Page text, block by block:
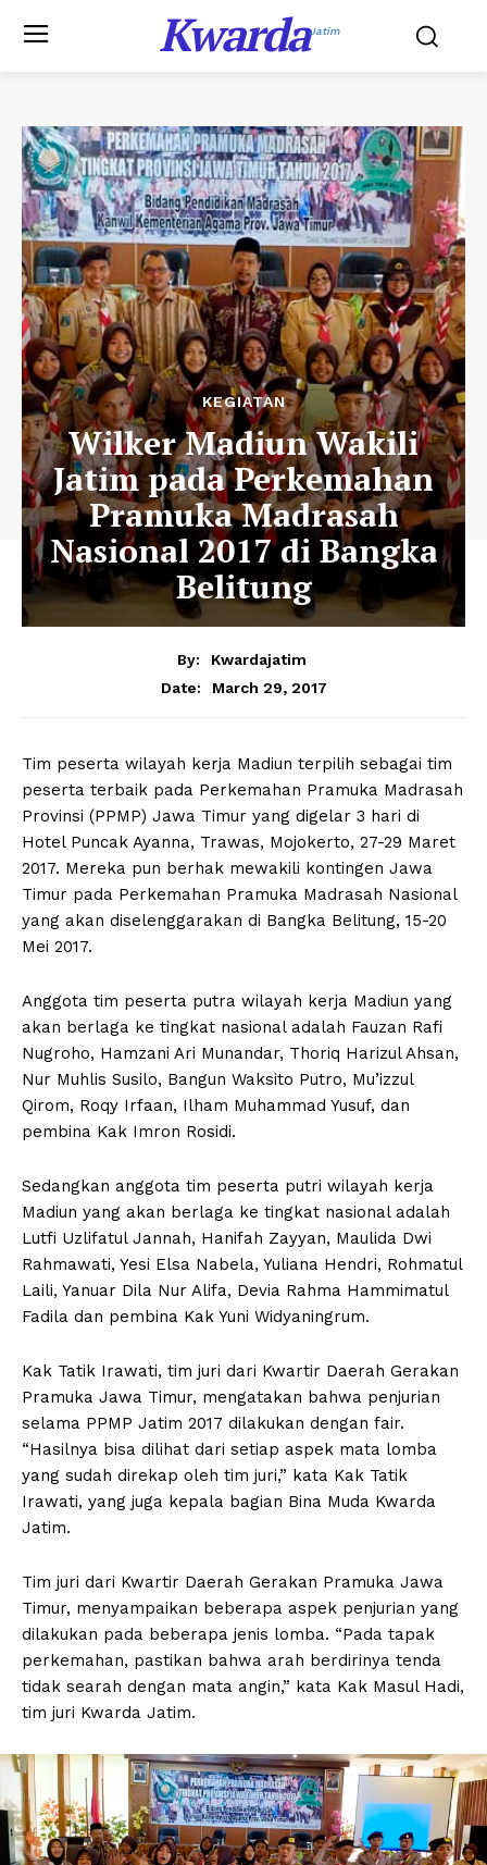
KwardaJatim
KEGIATAN
Wilker Madiun Wakili
Jatim pada Perkemahan
Pramuka Madrasah
Nasional 2017 di Bangka
Belitung
By:
Kwardajatim
Date:
March 29, 2017
Tim peserta wilayah kerja Madiun terpilih sebagai tim
peserta terbaik pada Perkemahan Pramuka Madrasah
Provinsi (PPMP) Jawa Timur yang digelar 3 hari di
Hotel Puncak Ayanna, Trawas, Mojokerto, 27-29 Maret
2017. Mereka pun berhak mewakili kontingen Jawa
Timur pada Perkemahan Pramuka Madrasah Nasional
yang akan diselenggarakan di Bangka Belitung, 15-20
Mei 2017.
Anggota tim peserta putra wilayah kerja Madiun yang
akan berlaga ke tingkat nasional adalah Fauzan Rafi
Nugroho, Hamzani Ari Munandar, Thoriq Harizul Ahsan,
Nur Muhlis Susilo, Bangun Waksito Putro, Mu’izzul
Qirom, Roqy Irfaan, Ilham Muhammad Yusuf, dan
pembina Kak Imron Rosidi.
Sedangkan anggota tim peserta putri wilayah kerja
Madiun yang akan berlaga ke tingkat nasional adalah
Lutfi Uzlifatul Jannah, Hanifah Zayyan, Maulida Dwi
Rahmawati, Yesi Elsa Nabela, Yuliana Hendri, Rohmatul
Laili, Yanuar Dila Nur Alifa, Devia Rahma Hammimatul
Fadila dan pembina Kak Yuni Widyaningrum.
Kak Tatik Irawati, tim juri dari Kwartir Daerah Gerakan
Pramuka Jawa Timur, mengatakan bahwa penjurian
selama PPMP Jatim 2017 dilakukan dengan fair.
“Hasilnya bisa dilihat dari setiap aspek mata lomba
yang sudah direkap oleh tim juri,” kata Kak Tatik
Irawati, yang juga kepala bagian Bina Muda Kwarda
Jatim.
Tim juri dari Kwartir Daerah Gerakan Pramuka Jawa
Timur, menyampaikan beberapa aspek penjurian yang
dilakukan pada beberapa jenis lomba. “Pada tapak
perkemahan, pastikan bahwa arah berdirinya tenda
tidak searah dengan mata angin,” kata Kak Masul Hadi,
tim juri Kwarda Jatim.